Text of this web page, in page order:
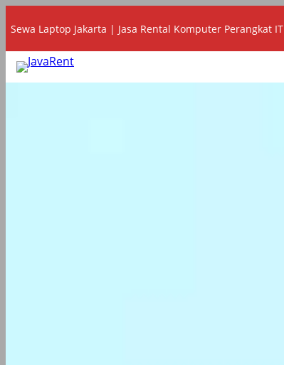
ke
konten
Sewa Laptop Jakarta | Jasa Rental Komputer Perangkat IT